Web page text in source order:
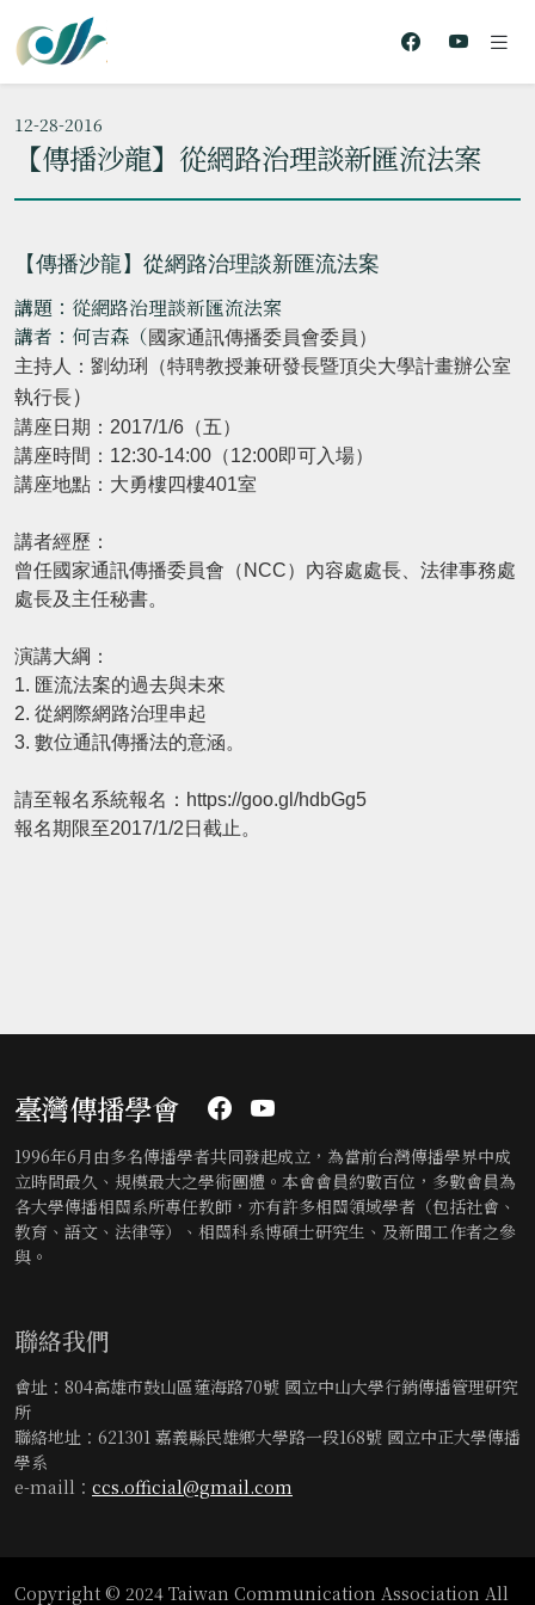
12-28-2016
【傳播沙龍】從網路治理談新匯流法案
【傳播沙龍】從網路治理談新匯流法案
講題：從網路治理談新匯流法案
講者：何吉森（國家通訊傳播委員會委員）
主持人：劉幼琍（特聘教授兼研發長暨頂尖大學計畫辦公室
執行長）
講座日期：2017/1/6（五）
講座時間：12:30-14:00（12:00即可入場）
講座地點：大勇樓四樓401室
講者經歷：
曾任國家通訊傳播委員會（NCC）內容處處長、法律事務處
處長及 主任秘書。
演講大綱：
1. 匯流法案的過去與未來
2. 從網際網路治理串起
3. 數位通訊傳播法的意涵。
請至報名系統報名： https://goo.gl/hdbGg5
報名期限至2017/1/2日截止。
臺灣傳播學會
1996年6月由多名傳播學者共同發起成立，為當前台灣傳播學界中成
立時間最久、規模最大之學術團體。本會會員約數百位，多數會員為
各大學傳播相關系所專任教師，亦有許多相關領域學者（包括社會、
教育、語文、法律等）、相關科系博碩士研究生、及新聞工作者之參
與。
聯絡我們
會址：804高雄市鼓山區蓮海路70號 國立中山大學行銷傳播管理研究
所
聯絡地址：621301 嘉義縣民雄鄉大學路一段168號 國立中正大學傳播
學系
e-maill： ccs.official@gmail.com
Copyright © 2024 Taiwan Communication Association All